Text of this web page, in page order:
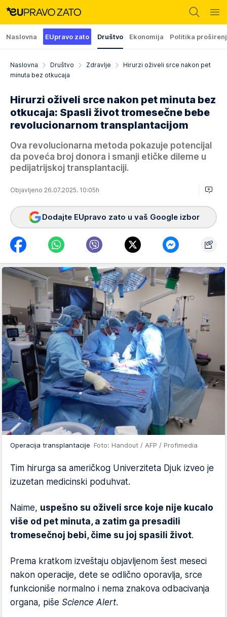
Naslovna EUpravo zato Društvo Ekonomija Politika
Naslovna Društvo Zdravlje
Hirurzi oživeli srce nakon pet
minuta bez otkucaja
Hirurzi oživeli srce nakon pet minuta bez
otkucaja: Spasli život tromesečne bebe
revolucionarnom transplantacijom
Ova revolucionarna metoda pokazuje potencijal
da poveća broj donora i smanji etičke dileme u
pedijatrijskoj transplantaciji.
Objavljeno 26.07.2025. 10:05h
Dodajte EUpravo zato u vaš Google izbor
Operacija transplantacije Foto: Handout / AFP / Profimedia
Tim hirurga sa američkog Univerziteta Djuk izveo je
izuzetan medicinski poduhvat.
Naime, uspešno su oživeli srce koje nije kucalo
više od pet minuta, a zatim ga presadili
tromesečnoj bebi, čime su joj spasili život.
Prema kratkom izveštaju objavljenom šest meseci
nakon operacije, dete se odlično oporavlja, srce
funkcioniše normalno i nema znakova odbacivanja
organa, piše Science Alert.